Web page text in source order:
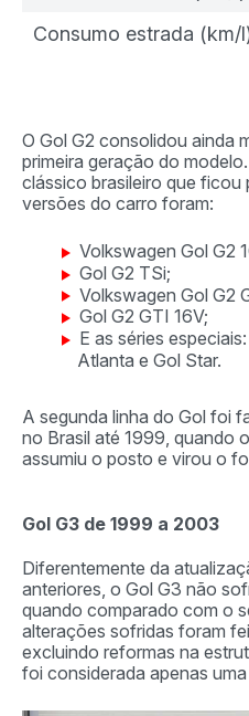
Consumo estrada (km/
O Gol G2 consolidou ainda
primeira geração do
clássico brasileiro que ficou
versões do carro foram:
Volkswagen Gol G2
Gol G2 TSi;
Volkswagen Gol G2
Gol G2 GTI 16V;
E as séries
Atlanta e Gol Star.
A segunda linha do Gol foi
no Brasil até 1999, quando
assumiu o posto e virou o
Gol G3 de 1999 a 2003
Diferentemente da
anteriores, o Gol G3 não
quando comparado com o
alterações sofridas foram
excluindo reformas na
foi considerada apenas